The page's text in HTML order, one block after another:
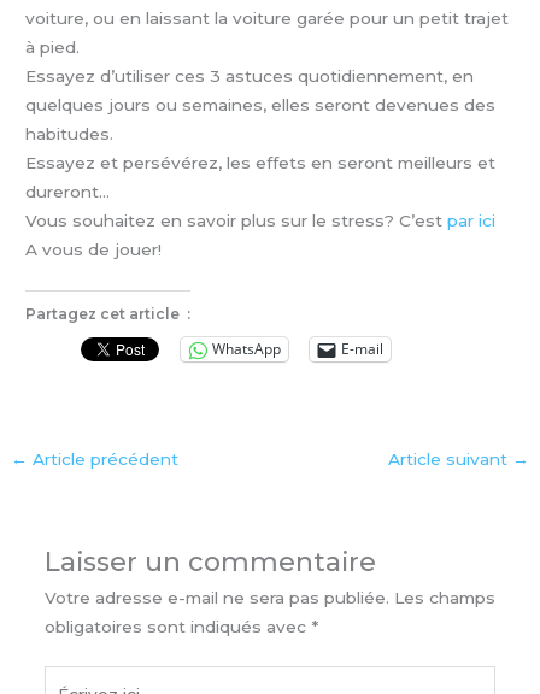
voiture, ou en laissant la voiture garée pour un petit trajet
à pied.
Essayez d’utiliser ces 3 astuces quotidiennement, en
quelques jours ou semaines, elles seront devenues des
habitudes.
Essayez et persévérez, les effets en seront meilleurs et
dureront…
Vous souhaitez en savoir plus sur le stress? C’estpar ici
A vous de jouer!
Partagez cet article :
WhatsApp E-mail
← Article précédent Article suivant →
Laisser un commentaire
Votre adresse e-mail ne sera pas publiée. Les champs
obligatoires sont indiqués avec *